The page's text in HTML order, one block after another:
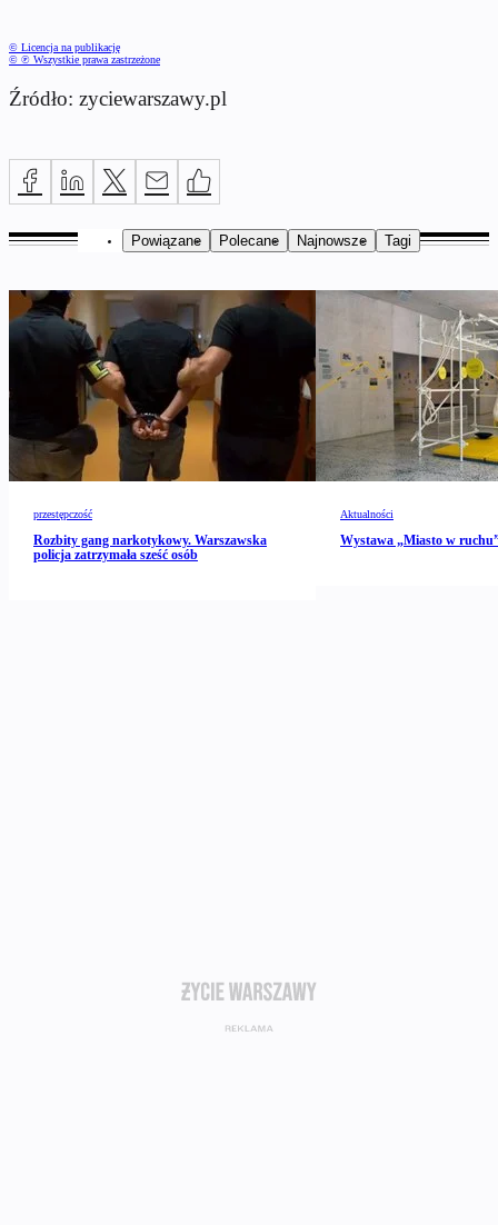
© Licencja na publikację
© ℗ Wszystkie prawa zastrzeżone
Źródło: zyciewarszawy.pl
Powiązane Polecane Najnowsze Tagi
przestępczość
Rozbity gang narkotykowy. Warszawska
policja zatrzymała sześć osób
Aktualności
Wystawa „Miasto w